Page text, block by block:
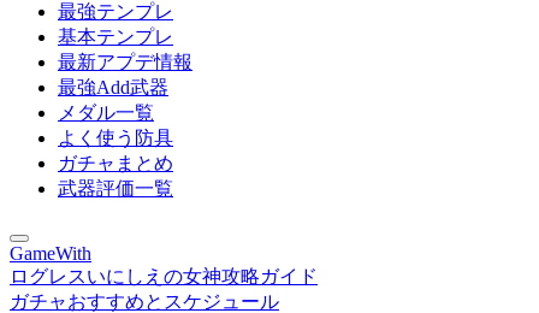
最強テンプレ
基本テンプレ
最新アプデ情報
最強Add武器
メダル一覧
よく使う防具
ガチャまとめ
武器評価一覧
GameWith
ログレスいにしえの女神攻略ガイド
ガチャおすすめとスケジュール